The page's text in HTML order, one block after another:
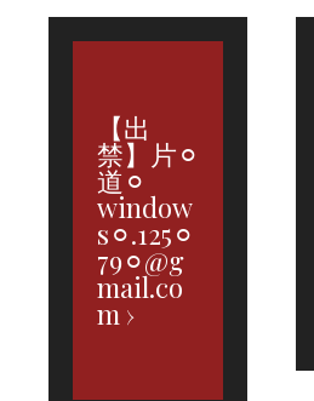
【出
禁】片⚪︎
道⚪︎
window
s⚪︎.125⚪︎
79⚪︎@g
mail.co
m